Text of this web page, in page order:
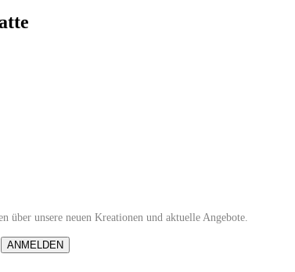
über unsere neuen Kreationen und aktuelle Angebote.
ANMELDEN